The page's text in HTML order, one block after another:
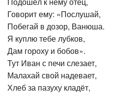
Говорит ему: «Послушай,
Побегай в дозор, Ванюша.
Я куплю тебе лубков,
Дам гороху и бобов».
Тут Иван с печи слезает,
Малахай свой надевает,
Хлеб за пазуху кладёт,